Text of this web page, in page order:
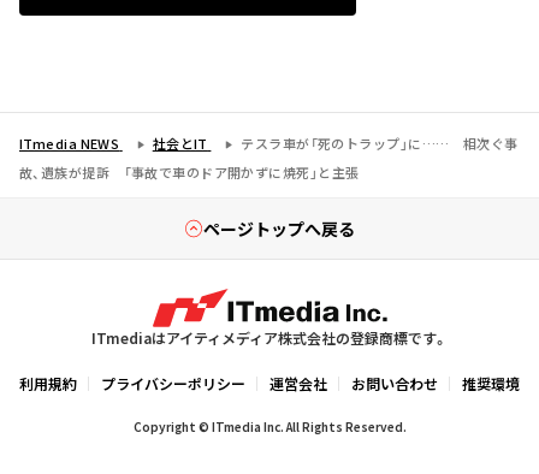
ITmedia NEWS 社会とIT
テスラ車が「死のトラップ」に…… 相次ぐ事
故、遺族が提訴 「事故で車のドア開かずに焼死」と主張
ページトップへ戻る
ITmediaはアイティメディア株式会社の登録商標です。
利用規約 プライバシーポリシー 運営会社 お問い合わせ 推奨環境
Copyright © ITmedia Inc. All Rights Reserved.